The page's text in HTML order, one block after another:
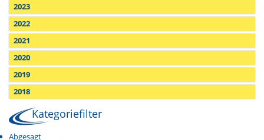
2023
2022
2021
2020
2019
2018
Kategoriefilter
Abgesagt